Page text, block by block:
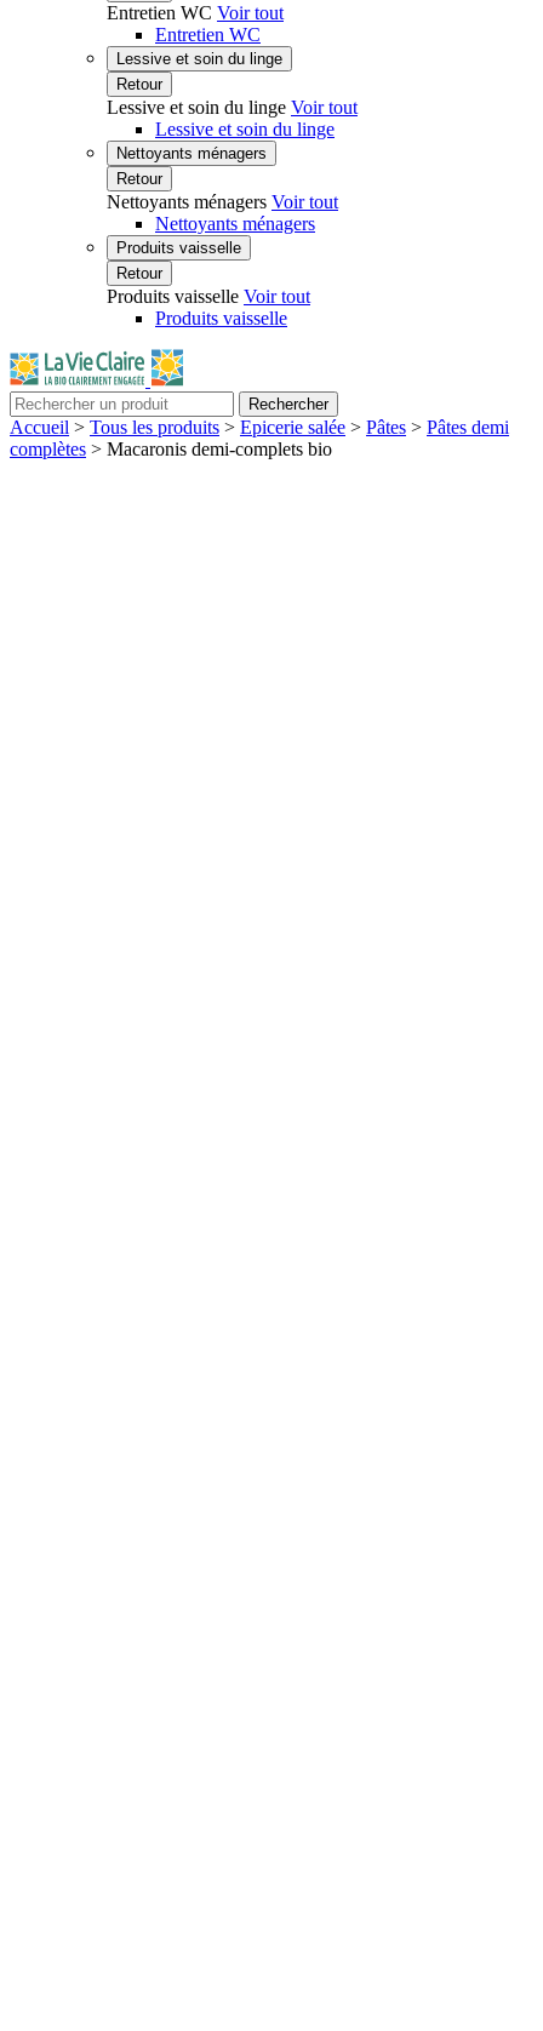
Entretien WC Voir tout
Entretien WC
Lessive et soin du linge
Retour
Lessive et soin du linge Voir tout
Lessive et soin du linge
Nettoyants ménagers
Retour
Nettoyants ménagers Voir tout
Nettoyants ménagers
Produits vaisselle
Retour
Produits vaisselle Voir tout
Produits vaisselle
Rechercher
Accueil > Tous les produits > Epicerie salée > Pâtes > Pâtes demi
complètes > Macaronis demi-complets bio